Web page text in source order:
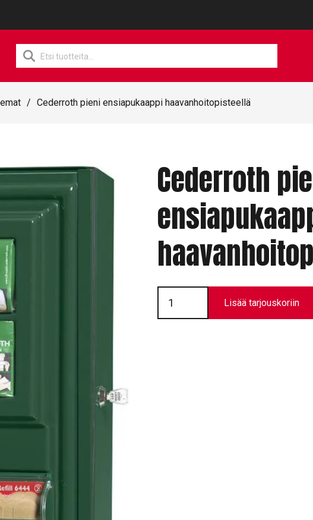
Products
search
/ Cederroth pieni ensiapukaappi haavanhoitopisteellä
Cederroth
Cederroth
pieni
ensiapukaappi
haavanhoitopisteellä
Lisää tarjouskoriin